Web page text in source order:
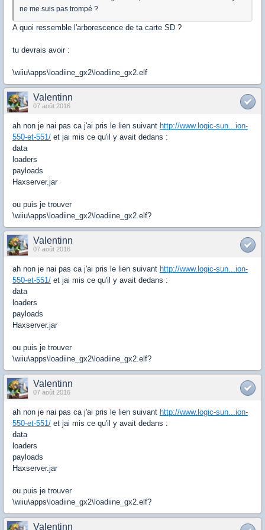
ne me suis pas trompé ?
A quoi ressemble l'arborescence de ta carte SD ?
tu devrais avoir :
\wiiu\apps\loadiine_gx2\loadiine_gx2.elf
Valentinn
07 août 2016
ah non je nai pas ca j'ai pris le lien suivant http://www.logic-sun...ion-
550-et-551/ et jai mis ce qu'il y avait dedans :
data
loaders
payloads
Haxserver.jar
ou puis je trouver
\wiiu\apps\loadiine_gx2\loadiine_gx2.elf?
Valentinn
07 août 2016
ah non je nai pas ca j'ai pris le lien suivant http://www.logic-sun...ion-
550-et-551/ et jai mis ce qu'il y avait dedans :
data
loaders
payloads
Haxserver.jar
ou puis je trouver
\wiiu\apps\loadiine_gx2\loadiine_gx2.elf?
Valentinn
07 août 2016
ah non je nai pas ca j'ai pris le lien suivant http://www.logic-sun...ion-
550-et-551/ et jai mis ce qu'il y avait dedans :
data
loaders
payloads
Haxserver.jar
ou puis je trouver
\wiiu\apps\loadiine_gx2\loadiine_gx2.elf?
Valentinn